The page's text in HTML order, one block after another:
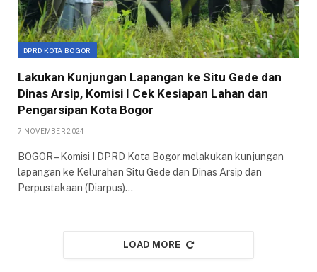
DPRD KOTA BOGOR
Lakukan Kunjungan Lapangan ke Situ Gede dan
Dinas Arsip, Komisi I Cek Kesiapan Lahan dan
Pengarsipan Kota Bogor
7 NOVEMBER 2024
BOGOR – Komisi I DPRD Kota Bogor melakukan kunjungan
lapangan ke Kelurahan Situ Gede dan Dinas Arsip dan
Perpustakaan (Diarpus)…
LOAD MORE